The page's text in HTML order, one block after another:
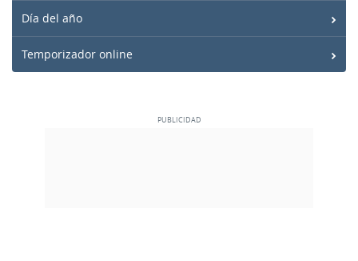
Día del año
Temporizador online